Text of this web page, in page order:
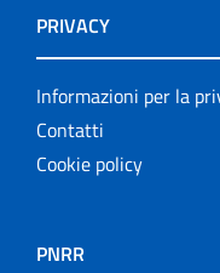
PRIVACY
Informazioni per la
Contatti
Cookie policy
PNRR